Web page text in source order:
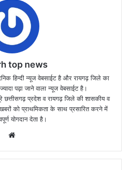
top news
हिन्दी न्यूज वेबसाईट है और रायगढ़ जिले का
पढ़ा जाने वाला न्यूज वेबसाईट है।
प्रदेश व रायगढ़ जिले की शासकीय व
को प्राथमिकता के साथ प्रसारित करने में
योगदान देता है।